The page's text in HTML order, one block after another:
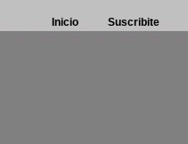
Inicio Suscribite